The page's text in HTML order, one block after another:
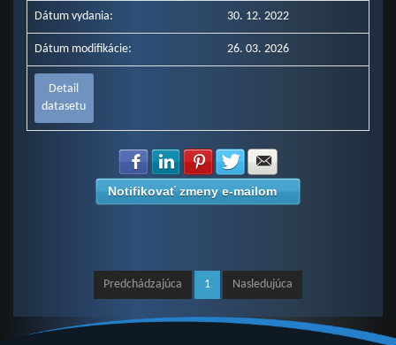
Dátum vydania: 30. 12. 2022
Dátum modifikácie: 26. 03. 2026
Detail
datasetu
Zdielať na Facebook
Zdielať na LinkedIn
Zdielať na Pinterest
Zdielať na Twitter
Notifikovať zmeny e-mailom
Predchádzajúca 1 Nasledujúca